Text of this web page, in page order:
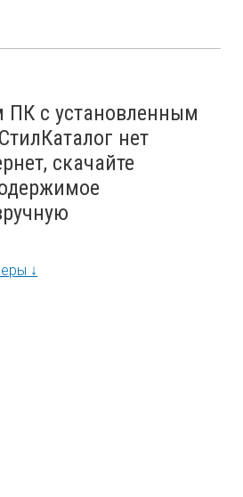
с установленным
нет
скачайте
↓